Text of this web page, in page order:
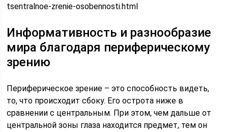
tsentralnoe-zrenie-osobennosti.html
Информативность и разнообразие
мира благодаря периферическому
зрению
Периферическое зрение – это способность видеть,
то, что происходит сбоку. Его острота ниже в
сравнении с центральным. При этом, чем дальше от
центральной зоны глаза находится предмет, тем он